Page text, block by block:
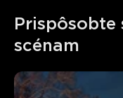
Prispôsobte
scénam